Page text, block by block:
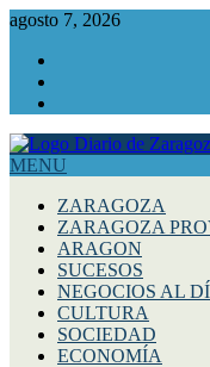
agosto 7, 2026
MENU
ZARAGOZA
ZARAGOZA
ARAGON
SUCESOS
NEGOCIOS AL
CULTURA
SOCIEDAD
ECONOMÍA